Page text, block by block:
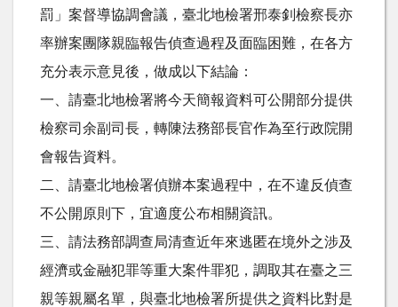
罰」案督導協調會議，臺北地檢署邢泰釗檢察長亦
率辦案團隊親臨報告偵查過程及面臨困難，在各方
充分表示意見後，做成以下結論：
一、請臺北地檢署將今天簡報資料可公開部分提供
檢察司余副司長，轉陳法務部長官作為至行政院開
會報告資料。
二、請臺北地檢署偵辦本案過程中，在不違反偵查
不公開原則下，宜適度公布相關資訊。
三、請法務部調查局清查近年來逃匿在境外之涉及
經濟或金融犯罪等重大案件罪犯，調取其在臺之三
親等親屬名單，與臺北地檢署所提供之資料比對是